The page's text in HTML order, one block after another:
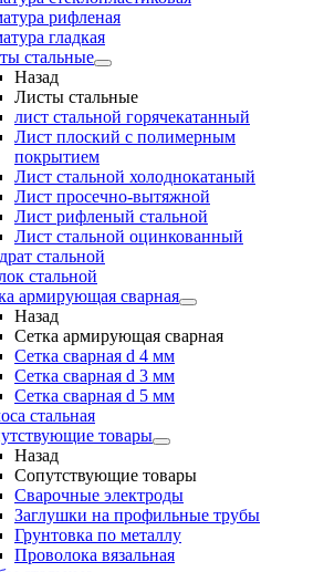
рифленая
гладкая
стальные
Назад
Листы стальные
лист стальной горячекатанный
Лист плоский с полимерным
покрытием
Лист стальной холоднокатаный
Лист просечно-вытяжной
Лист рифленый стальной
Лист стальной оцинкованный
стальной
стальной
армирующая сварная
Назад
Сетка армирующая сварная
Сетка сварная d 4 мм
Сетка сварная d 3 мм
Сетка сварная d 5 мм
стальная
товары
Назад
Сопутствующие товары
Сварочные электроды
Заглушки на профильные трубы
Грунтовка по металлу
Проволока вязальная